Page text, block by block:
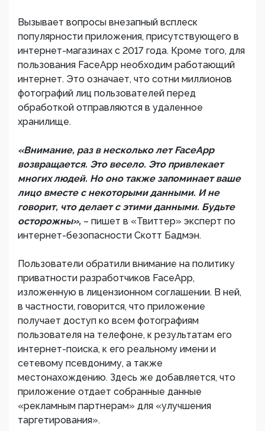
Вызывает вопросы внезапный всплеск
популярности приложения, присутствующего в
интернет-магазинах с 2017 года. Кроме того, для
пользования FaceApp необходим работающий
интернет. Это означает, что сотни миллионов
фотографий лиц пользователей перед
обработкой отправляются в удаленное
хранилище.
«Внимание, раз в несколько лет FaceApp
возвращается. Это весело. Это привлекает
многих людей. Но оно также запоминает ваше
лицо вместе с некоторыми данными. И не
говорит, что делает с этими данными. Будьте
осторожны», – пишет в «Твиттер» эксперт по
интернет-безопасности Скотт Бадмэн.
Пользователи обратили внимание на политику
приватности разработчиков FaceApp,
изложенную в лицензионном соглашении. В ней,
в частности, говорится, что приложение
получает доступ ко всем фотографиям
пользователя на телефоне, к результатам его
интернет-поиска, к его реальному имени и
сетевому псевдониму, а также
местонахождению. Здесь же добавляется, что
приложение отдает собранные данные
«рекламным партнерам» для «улучшения
таргетирования».